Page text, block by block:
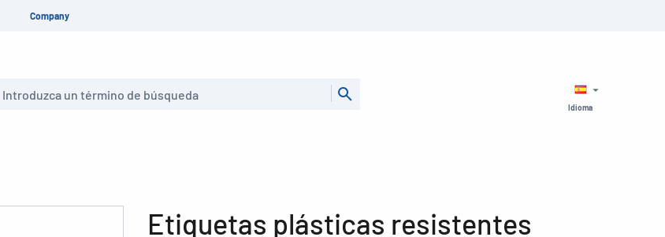
Company
Idioma
Etiquetas plásticas resistentes